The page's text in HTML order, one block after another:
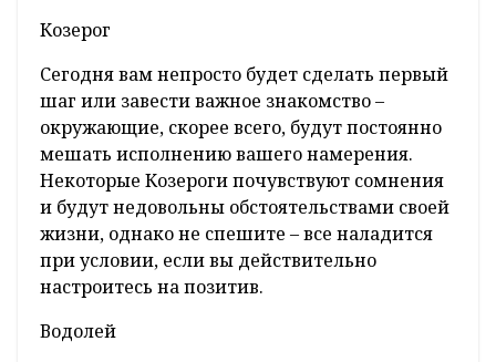
Козерог
Сегодня вам непросто будет сделать первый
шаг или завести важное знакомство –
окружающие, скорее всего, будут постоянно
мешать исполнению вашего намерения.
Некоторые Козероги почувствуют сомнения
и будут недовольны обстоятельствами своей
жизни, однако не спешите – все наладится
при условии, если вы действительно
настроитесь на позитив.
Водолей